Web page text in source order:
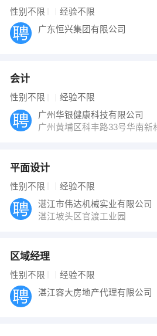
性别不限 经验不限
广东恒兴集团有限公司
会计
性别不限 经验不限
广州华银健康科技有限公司
广州黄埔区科丰路33号华南新
平面设计
性别不限 经验不限
湛江市伟达机械实业有限公司
湛江坡头区官渡工业园
区域经理
性别不限 经验不限
湛江容大房地产代理有限公司